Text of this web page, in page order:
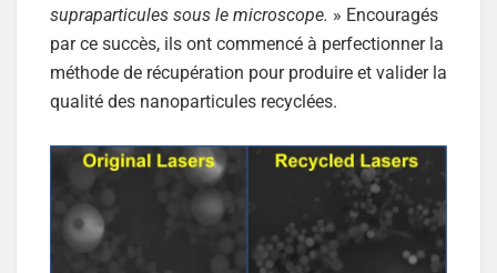
supraparticules sous le microscope. » Encouragés
par ce succès, ils ont commencé à perfectionner la
méthode de récupération pour produire et valider la
qualité des nanoparticules recyclées.